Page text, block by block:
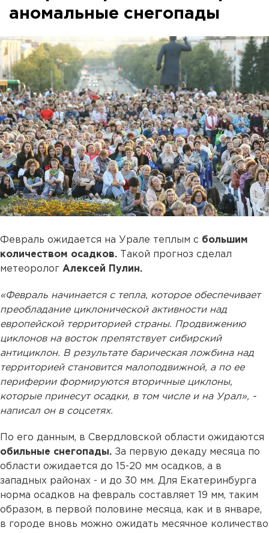
аномальные снегопады
Февраль ожидается на Урале теплым с большим
количеством осадков. Такой прогноз сделал
метеоролог Алексей Пулин.
«Февраль начинается с тепла, которое обеспечивает
преобладание циклонической активности над
европейской территорией страны. Продвижению
циклонов на восток препятствует сибирский
антициклон. В результате барическая ложбина над
территорией становится малоподвижной, а по ее
периферии формируются вторичные циклоны,
которые принесут осадки, в том числе и на Урал», -
написал он в соцсетях.
По его данным, в Свердловской области ожидаются
обильные снегопады. За первую декаду месяца по
области ожидается до 15-20 мм осадков, а в
западных районах - и до 30 мм. Для Екатеринбурга
норма осадков на февраль составляет 19 мм, таким
образом, в первой половине месяца, как и в январе,
в городе вновь можно ожидать месячное количество